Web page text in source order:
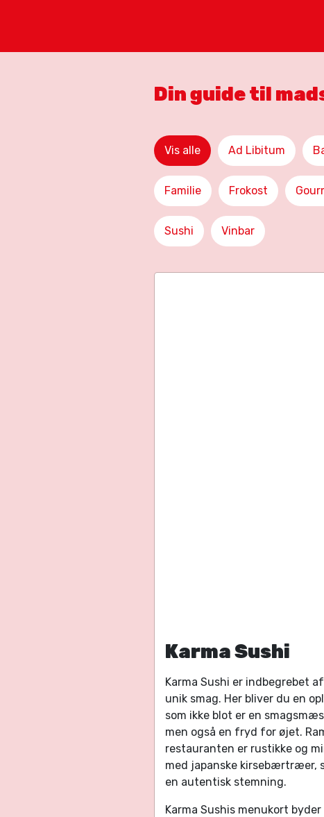
Din guide til
Vis alle Ad Libitum
Familie Frokost
Sushi Vinbar
Karma Sushi
Karma Sushi er indbegrebet
unik smag. Her bliver du en
som ikke blot er en
men også en fryd for øjet.
restauranten er rustikke og
med japanske kirsebærtræer,
en autentisk stemning.
Karma Sushis menukort